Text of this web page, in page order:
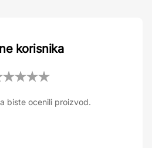
korisnika
biste ocenili proizvod.